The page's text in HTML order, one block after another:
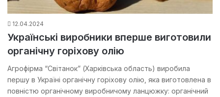
12.04.2024
Українські виробники вперше виготовили
органічну горіхову олію
Агрофірма “Світанок” (Харківська область) виробила
першу в Україні органічну горіхову олію, яка виготовлена в
повністю органічному виробничому ланцюжку: органічний